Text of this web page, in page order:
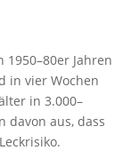
Jahren
in vier Wochen
in 3.000–
davon aus, dass